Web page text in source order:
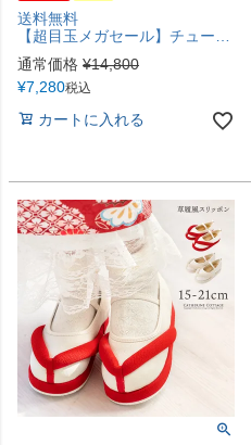
送料無料
【超目玉メガセール】チュールフリルエプロン+着物ワンピースセット 七五三 753 女の子 キッズ 被布エプロン エプロン着物 着物風 アンティーク柄 花柄 古典柄 赤 ピンク オレンジ 青 キャサリンコテージ TAK
通常価格 ¥14,800
¥7,280税込
カートに入れる